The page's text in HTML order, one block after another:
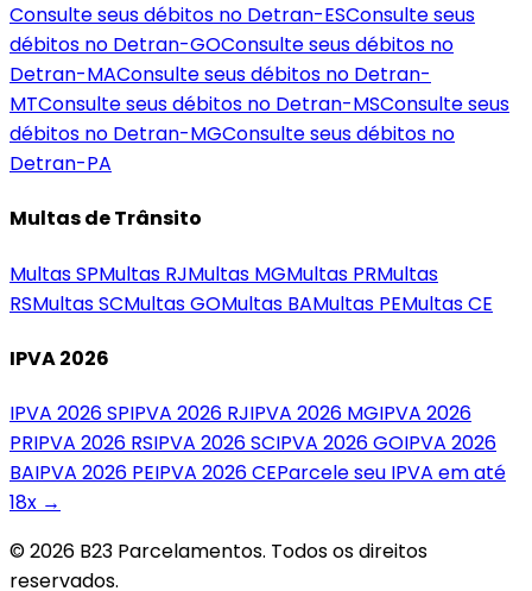
Consulte seus débitos no Detran-ESConsulte seus
débitos no Detran-GOConsulte seus débitos no
Detran-MAConsulte seus débitos no Detran-
MTConsulte seus débitos no Detran-MSConsulte seus
débitos no Detran-MGConsulte seus débitos no
Detran-PA
Multas de Trânsito
MultasSPMultas RJMultas MGMultas PRMultas
RSMultasSCMultasGOMultas BAMultas PEMultasCE
IPVA 2026
IPVA 2026SPIPVA 2026 RJIPVA 2026 MGIPVA 2026
PRIPVA 2026 RSIPVA 2026SCIPVA 2026GOIPVA 2026
BAIPVA 2026 PEIPVA 2026CEParcele seu IPVA em até
18x →
© 2026 B23 Parcelamentos. Todos os direitos
reservados.